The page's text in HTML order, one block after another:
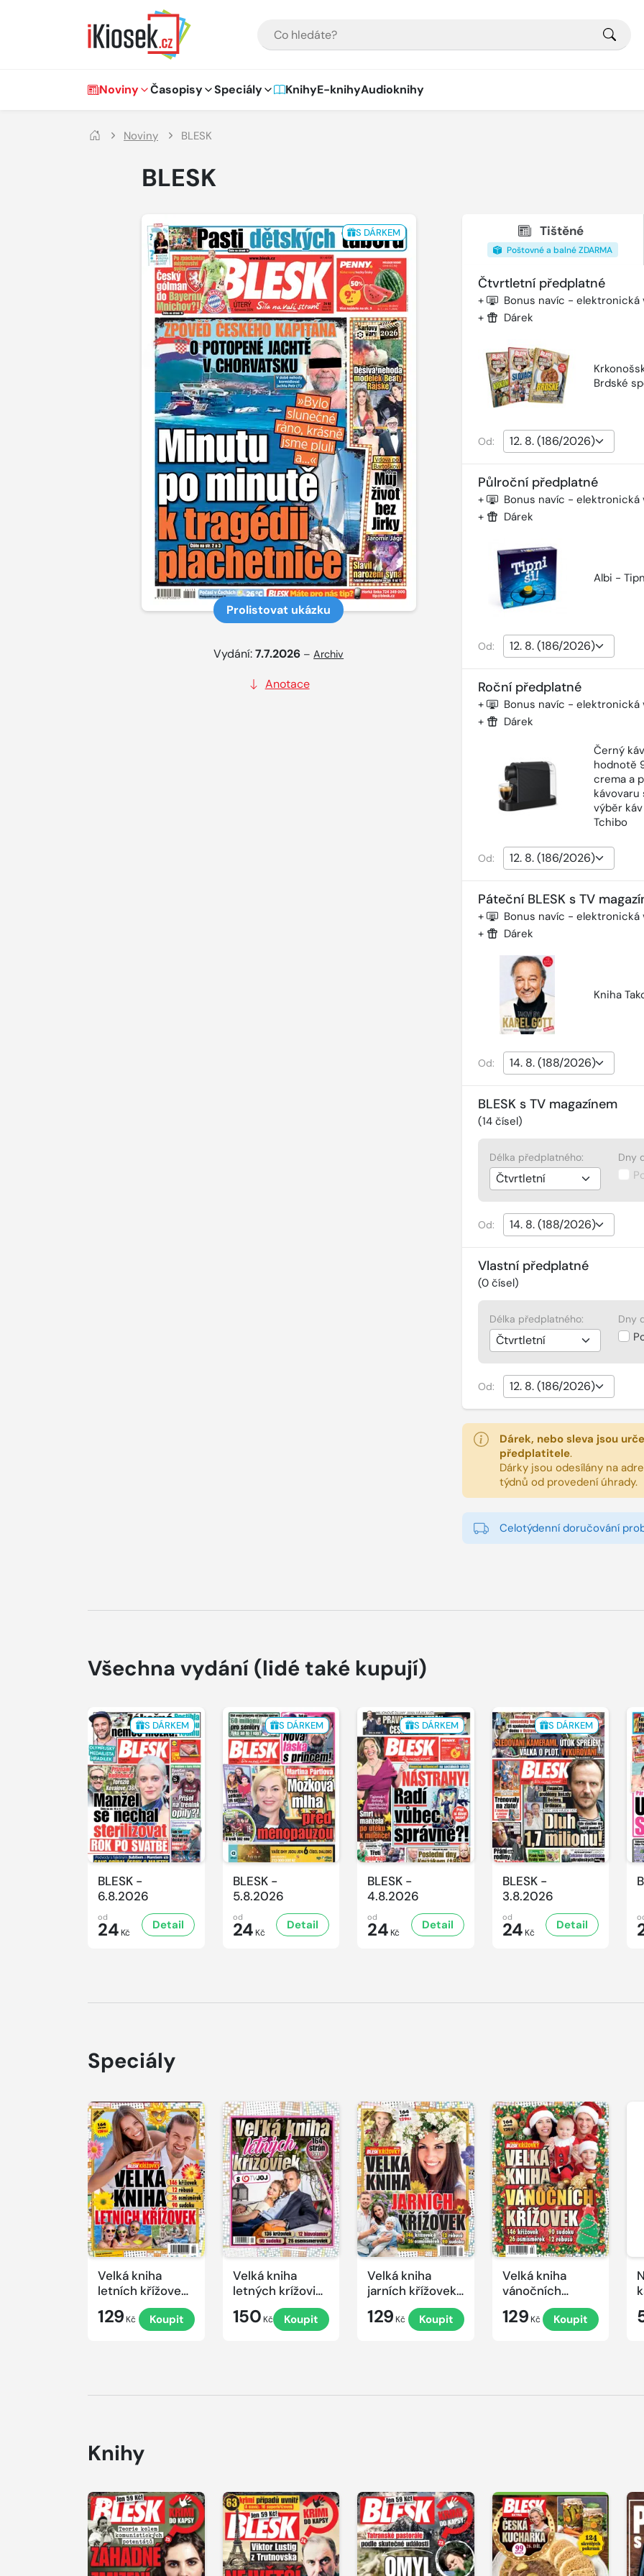
Hlavní navigace
Noviny Časopisy Speciály KnihyE-knihyAudioknihy
Noviny BLESK
BLESK
S DÁRKEM
Prolistovat ukázku
Vydání:7.7.2026 –Archiv
Anotace
Tištěné
Poštovné a balné ZDARMA
Čtvrtletní předplatné
+ Bonus navíc - elektronická
+ Dárek
Brdské
Od:
Půlroční předplatné
+ Bonus navíc - elektronická
+ Dárek
Albi -
Od:
Roční předplatné
+ Bonus navíc - elektronická
+
Dárek
Černý
hodnotě
crema a
kávovaru
výběr
Tchibo
Od:
Páteční BLESK s TV
+ Bonus navíc - elektronická
+ Dárek
Kniha
Od:
BLESK s TV magazínem
(14čísel)
Délka předplatného: Dny
Od:
Vlastní předplatné
(0čísel)
Délka předplatného: Dny
Od:
Dárek, nebo sleva jsou
předplatitele.
Dárky jsou odesílány na
týdnů od provedení úhrady.
Celotýdenní doručování
Všechna vydání (lidé také kupují)
S DÁRKEM
BLESK -
6.8.2026
od
24 Kč
Detail
S DÁRKEM
BLESK -
5.8.2026
od
24 Kč
Detail
S DÁRKEM
BLESK -
4.8.2026
od
24 Kč
Detail
S DÁRKEM
BLESK -
3.8.2026
od
24 Kč
Detail
Speciály
Velká kniha
letních křížovek
129 Kč Koupit
Velká kniha
letných krížoviek
s TV JOJ 2026
150 Kč Koupit
Velká kniha
jarních křížovek
129 Kč Koupit
Velká kniha
vánočních
křížovek 2025
129 Kč Koupit
Knihy